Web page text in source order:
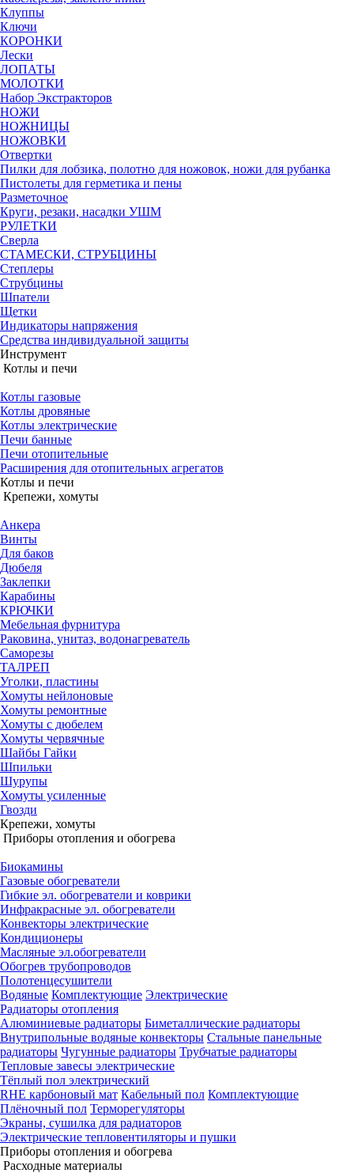
Клуппы
Ключи
КОРОНКИ
Лески
ЛОПАТЫ
МОЛОТКИ
Набор Экстракторов
НОЖИ
НОЖНИЦЫ
НОЖОВКИ
Отвертки
Пилки для лобзика, полотно для ножовок, ножи для рубанка
Пистолеты для герметика и пены
Разметочное
Круги, резаки, насадки УШМ
РУЛЕТКИ
Сверла
СТАМЕСКИ, СТРУБЦИНЫ
Степлеры
Струбцины
Шпатели
Щетки
Индикаторы напряжения
Средства индивидуальной защиты
Инструмент
Котлы и печи
Котлы газовые
Котлы дровяные
Котлы электрические
Печи банные
Печи отопительные
Расширения для отопительных агрегатов
Котлы и печи
Крепежи, хомуты
Анкера
Винты
Для баков
Дюбеля
Заклепки
Карабины
КРЮЧКИ
Мебельная фурнитура
Раковина, унитаз, водонагреватель
Саморезы
ТАЛРЕП
Уголки, пластины
Хомуты нейлоновые
Хомуты ремонтные
Хомуты с дюбелем
Хомуты червячные
Шайбы Гайки
Шпильки
Шурупы
Хомуты усиленные
Гвозди
Крепежи, хомуты
Приборы отопления и обогрева
Биокамины
Газовые обогреватели
Гибкие эл. обогреватели и коврики
Инфракрасные эл. обогреватели
Конвекторы электрические
Кондиционеры
Масляные эл.обогреватели
Обогрев трубопроводов
Полотенцесушители
Водяные Комплектующие Электрические
Радиаторы отопления
Алюминиевые радиаторы Биметаллические радиаторы
Внутрипольные водяные конвекторы Стальные панельные
радиаторы Чугунные радиаторы Трубчатые радиаторы
Тепловые завесы электрические
Тёплый пол электрический
RHE карбоновый мат Кабельный пол Комплектующие
Плёночный пол Терморегуляторы
Экраны, сушилка для радиаторов
Электрические тепловентиляторы и пушки
Приборы отопления и обогрева
Расходные материалы